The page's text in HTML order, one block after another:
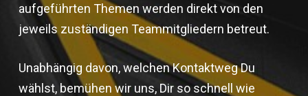
aufgeführten Themen werden direkt von den
jeweils zuständigen Teammitgliedern betreut.
Unabhängig davon, welchen Kontaktweg Du
wählst, bemühen wir uns, Dir so schnell wie